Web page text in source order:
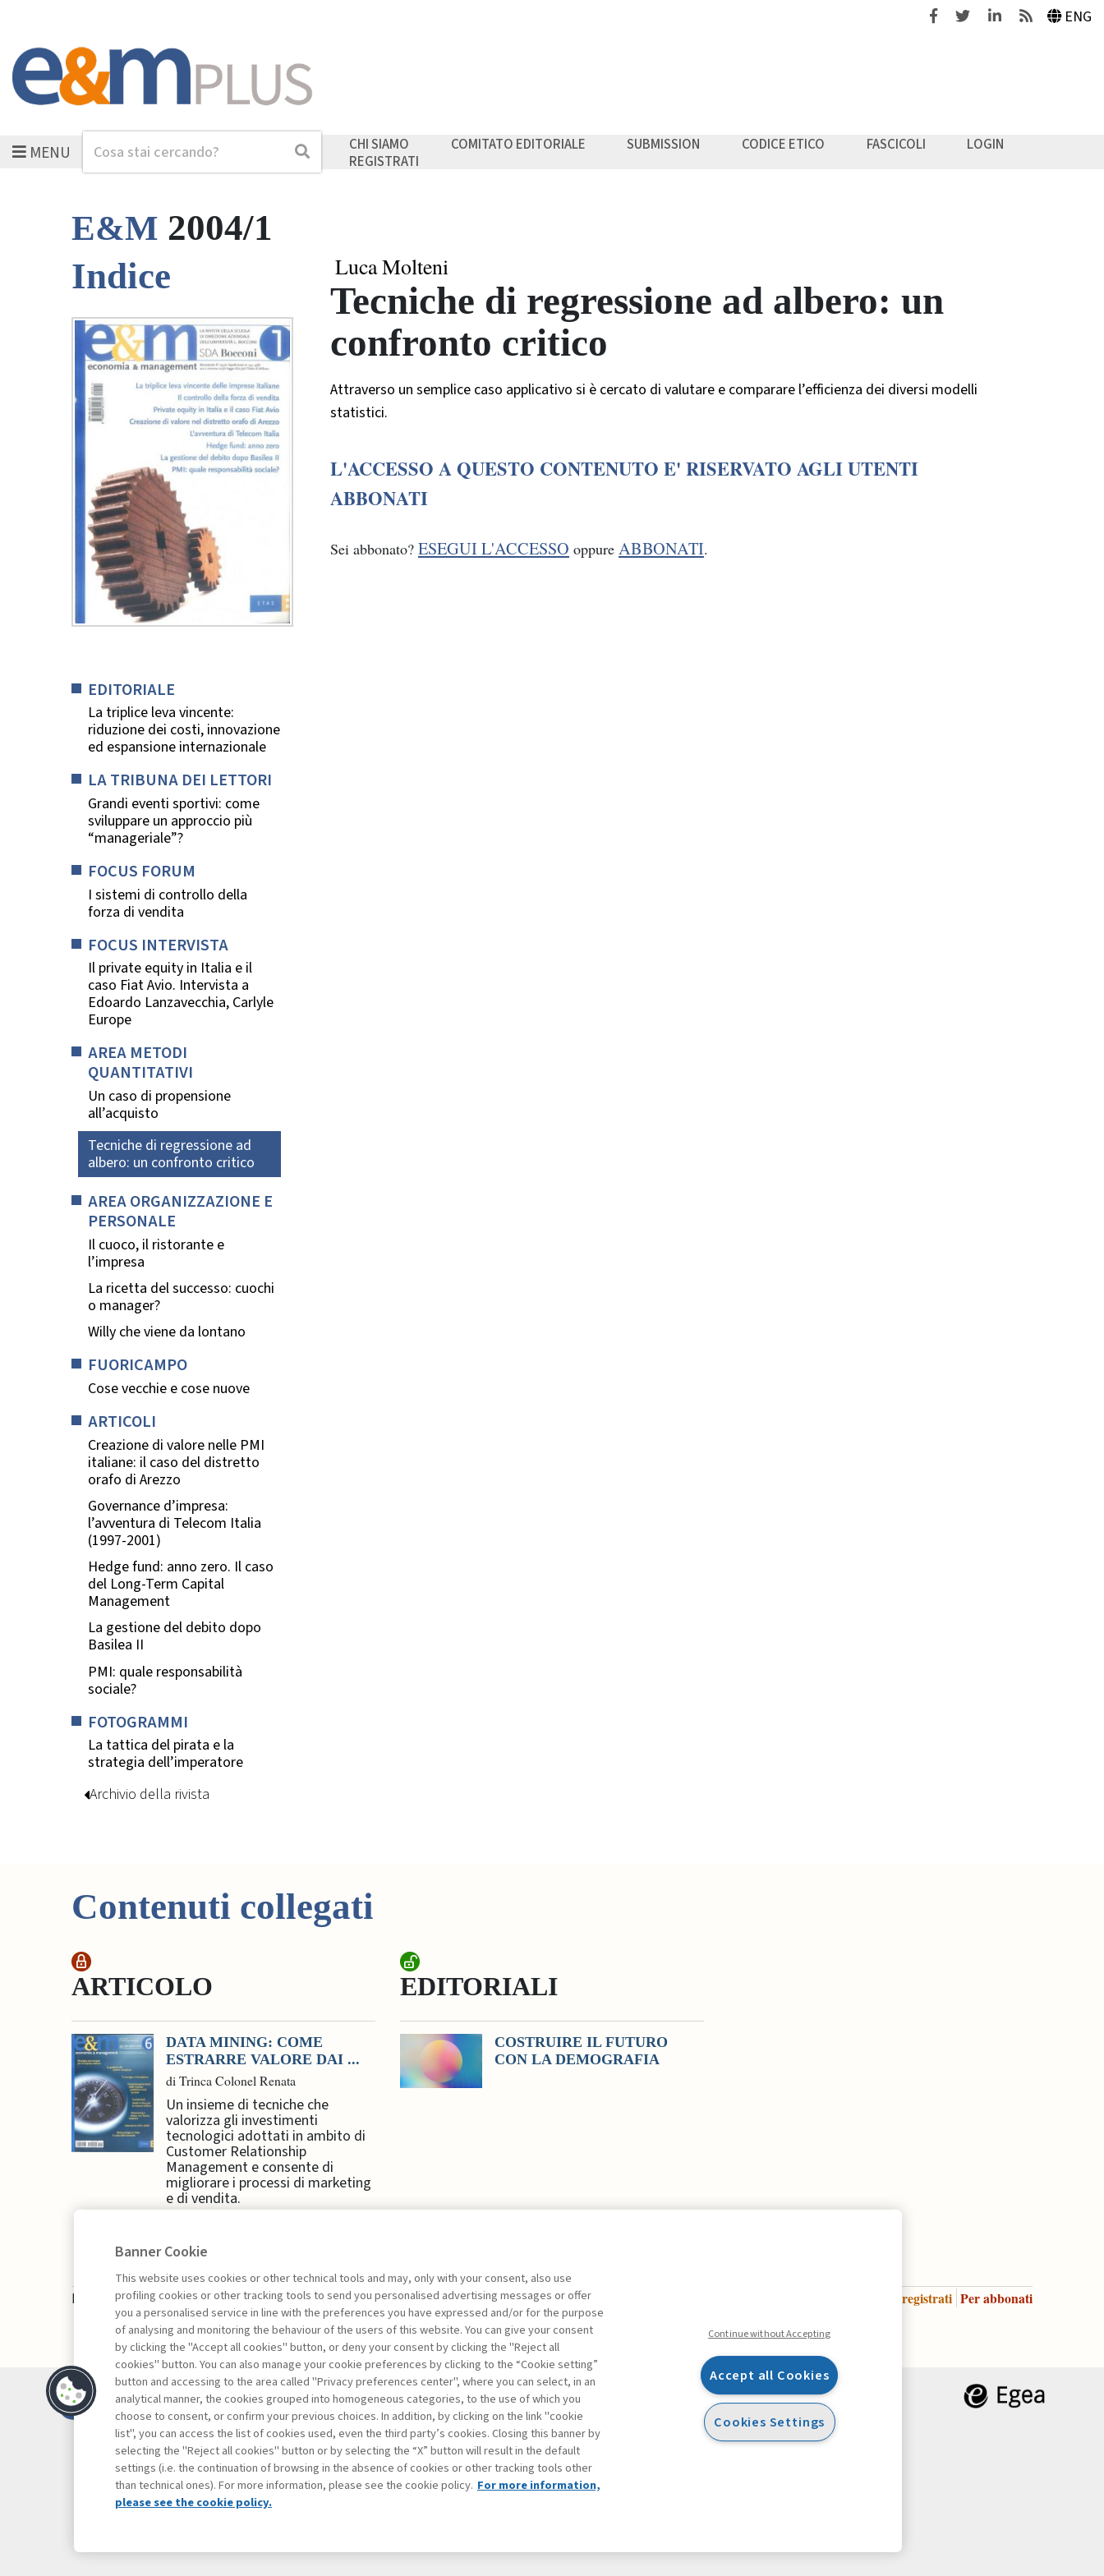
FacebookTwitterLinkedinFeeds ENG
MENUCerca Cerca CHI SIAMO COMITATO EDITORIALE SUBMISSION CODICE ETICO FASCICOLI
LOGIN
REGISTRATI
E&M 2004/1
Indice
EDITORIALE
La triplice leva vincente:
riduzione dei costi, innovazione
ed espansione internazionale
LA TRIBUNA DEI LETTORI
Grandi eventi sportivi: come
sviluppare un approccio più
“manageriale”?
FOCUS FORUM
I sistemi di controllo della
forza di vendita
FOCUS INTERVISTA
Il private equity in Italia e il
caso Fiat Avio. Intervista a
Edoardo Lanzavecchia, Carlyle
Europe
AREA METODI
QUANTITATIVI
Un caso di propensione
all’acquisto
Tecniche di regressione ad
albero: un confronto critico
AREA ORGANIZZAZIONE E
PERSONALE
Il cuoco, il ristorante e
l’impresa
La ricetta del successo: cuochi
o manager?
Willy che viene da lontano
FUORICAMPO
Cose vecchie e cose nuove
ARTICOLI
Creazione di valore nelle PMI
italiane: il caso del distretto
orafo di Arezzo
Governance d’impresa:
l’avventura di Telecom Italia
(1997-2001)
Hedge fund: anno zero. Il caso
del Long-Term Capital
Management
La gestione del debito dopo
Basilea II
PMI: quale responsabilità
sociale?
FOTOGRAMMI
La tattica del pirata e la
strategia dell’imperatore
Archivio della rivista
Luca Molteni
Tecniche di regressione ad albero: un
confronto critico
Attraverso un semplice caso applicativo si è cercato di valutare e comparare l’efficienza dei diversi modelli
statistici.
L'ACCESSO A QUESTO CONTENUTO E' RISERVATO AGLI UTENTI
ABBONATI
Sei abbonato? ESEGUI L'ACCESSO oppure ABBONATI.
Contenuti collegati
ARTICOLO
DATA MINING: COME
ESTRARRE VALORE DAI ...
di Trinca Colonel Renata
Un insieme di tecniche che
valorizza gli investimenti
tecnologici adottati in ambito di
Customer Relationship
Management e consente di
migliorare i processi di marketing
e di vendita.
EDITORIALI
COSTRUIRE IL FUTURO
CON LA DEMOGRAFIA
La consultazione dei libri è riservata esclusivamente agli abbonati Premium Per registrati Per abbonati
Contatti
Abbonamenti
Archivio rubriche
Privacy
Cookie policy
Whistleblowing
FacebookTwitterLinkedin
Banner Cookie
This website uses cookies or other technical tools and may, only with your consent, also use
profiling cookies or other tracking tools to send you personalised advertising messages or offer
you a personalised service in line with the preferences you have expressed and/or for the purpose
of analysing and monitoring the behaviour of the users of this website. You can give your consent
by clicking the "Accept all cookies" button, or deny your consent by clicking the "Reject all
cookies" button. You can also manage your cookie preferences by clicking to the “Cookie setting”
button and accessing to the area called "Privacy preferences center", where you can select, in an
analytical manner, the cookies grouped into homogeneous categories, to the use of which you
choose to consent, or confirm your previous choices. In addition, by clicking on the link "cookie
list", you can access the list of cookies used, even the third party’s cookies. Closing this banner by
selecting the "Reject all cookies" button or by selecting the “X” button will result in the default
settings (i.e. the continuation of browsing in the absence of cookies or other tracking tools other
than technical ones). For more information, please see the cookie policy. For more information,
please see the cookie policy.
Continue without Accepting
Accept all Cookies
Cookies Settings